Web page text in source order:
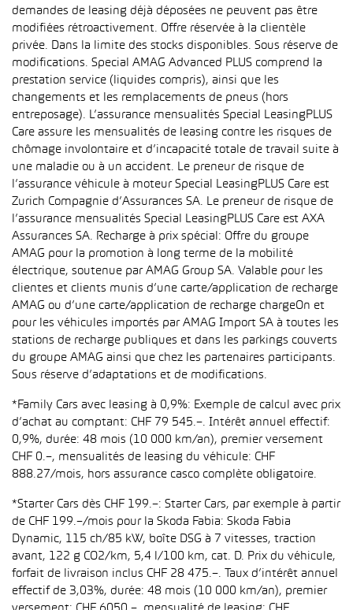
demandes de leasing déjà déposées ne peuvent pas être
modifiées rétroactivement. Offre réservée à la clientèle
privée. Dans la limite des stocks disponibles. Sous réserve de
modifications. Special AMAG Advanced PLUS comprend la
prestation service (liquides compris), ainsi que les
changements et les remplacements de pneus (hors
entreposage). L’assurance mensualités Special LeasingPLUS
Care assure les mensualités de leasing contre les risques de
chômage involontaire et d’incapacité totale de travail suite à
une maladie ou à un accident. Le preneur de risque de
l’assurance véhicule à moteur Special LeasingPLUS Care est
Zurich Compagnie d’Assurances SA. Le preneur de risque de
l’assurance mensualités Special LeasingPLUS Care est AXA
Assurances SA. Recharge à prix spécial: Offre du groupe
AMAG pour la promotion à long terme de la mobilité
électrique, soutenue par AMAG Group SA. Valable pour les
clientes et clients munis d’une carte/application de recharge
AMAG ou d’une carte/application de recharge chargeOn et
pour les véhicules importés par AMAG Import SA à toutes les
stations de recharge publiques et dans les parkings couverts
du groupe AMAG ainsi que chez les partenaires participants.
Sous réserve d’adaptations et de modifications.
*Family Cars avec leasing à 0,9%: Exemple de calcul avec prix
d’achat au comptant: CHF 79 545.–. Intérêt annuel effectif:
0,9%, durée: 48 mois (10 000 km/an), premier versement
CHF 0.–, mensualités de leasing du véhicule: CHF
888.27/mois, hors assurance casco complète obligatoire.
*Starter Cars dès CHF 199.–: Starter Cars, par exemple à partir
de CHF 199.–/mois pour la Skoda Fabia: Skoda Fabia
Dynamic, 115 ch/85 kW, boîte DSG à 7 vitesses, traction
avant, 122 g CO2/km, 5,4 l/100 km, cat. D. Prix du véhicule,
forfait de livraison inclus CHF 28 475.–. Taux d’intérêt annuel
effectif de 3,03%, durée: 48 mois (10 000 km/an), premier